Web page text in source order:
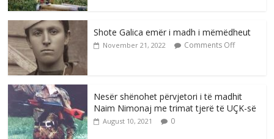
Shote Galica emër i madh i mëmëdheut
November 21, 2022 Comments Off
Nesër shënohet përvjetori i të madhit
Naim Nimonaj me trimat tjerë të UÇK-së
August 10, 2021 0